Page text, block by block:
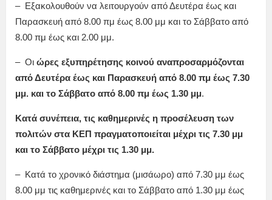
– Εξακολουθούν να λειτουργούν από Δευτέρα έως και
Παρασκευή από 8.00 πμ έως 8.00 μμ και το Σάββατο από
8.00 πμ έως και 2.00 μμ.
– Οι ώρες εξυπηρέτησης κοινού αναπροσαρμόζονται
από Δευτέρα έως και Παρασκευή από 8.00 πμ έως 7.30
μμ. και το Σάββατο από 8.00 πμ έως 1.30 μμ.
Κατά συνέπεια, τις καθημερινές η προσέλευση των
πολιτών στα ΚΕΠ πραγματοποιείται μέχρι τις 7.30 μμ
και το Σάββατο μέχρι τις 1.30 μμ.
– Κατά το χρονικό διάστημα (μισάωρο) από 7.30 μμ έως
8.00 μμ τις καθημερινές και το Σάββατο από 1.30 μμ έως